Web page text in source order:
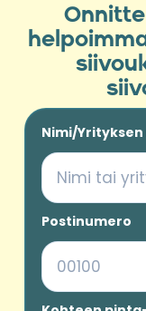
Nimi/
Postinumero